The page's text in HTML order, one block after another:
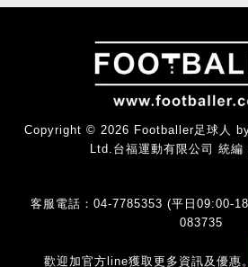
Copyright © 2026 Footballer足球人
Ltd.台福運動有限公司 統
客服電話：04-7785353 (平日09:00-
083735
歡迎加官方line獲取更多資訊及優惠。